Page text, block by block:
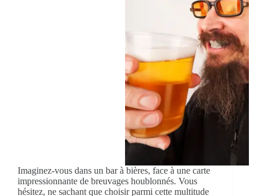
Imaginez-vous dans un bar à bières, face à une carte
impressionnante de breuvages houblonnés. Vous
hésitez, ne sachant que choisir parmi cette multitude